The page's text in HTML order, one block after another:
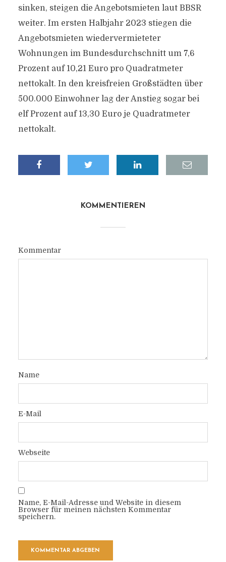
sinken, steigen die Angebotsmieten laut BBSR
weiter. Im ersten Halbjahr 2023 stiegen die
Angebotsmieten wiedervermieteter
Wohnungen im Bundesdurchschnitt um 7,6
Prozent auf 10,21 Euro pro Quadratmeter
nettokalt. In den kreisfreien Großstädten über
500.000 Einwohner lag der Anstieg sogar bei
elf Prozent auf 13,30 Euro je Quadratmeter
nettokalt.
KOMMENTIEREN
Kommentar
Name
E-Mail
Webseite
Name, E-Mail-Adresse und Website in diesem
Browser für meinen nächsten Kommentar
speichern.